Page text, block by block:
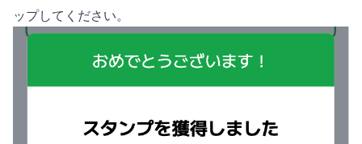
ップしてください。